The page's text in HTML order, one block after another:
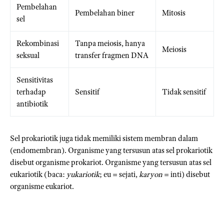
Pembelahan
sel
Pembelahan biner Mitosis
Rekombinasi
seksual
Tanpa meiosis, hanya
transfer fragmen DNA
Meiosis
Sensitivitas
terhadap
antibiotik
Sensitif Tidak sensitif
Sel prokariotik juga tidak memiliki sistem membran dalam
(endomembran). Organisme yang tersusun atas sel prokariotik
disebut organisme prokariot. Organisme yang tersusun atas sel
eukariotik (baca: yukariotik; eu = sejati,karyon = inti) disebut
organisme eukariot.